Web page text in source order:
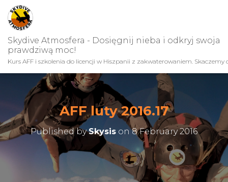
Skydive Atmosfera - Dosięgnij nieba i odkryj swoja
prawdziwą moc!
Kurs AFF i szkolenia do licencji w Hiszpanii z zakwaterowaniem. Skaczemy
AFF luty 2016.17
Published bySkysis on8 February 2016